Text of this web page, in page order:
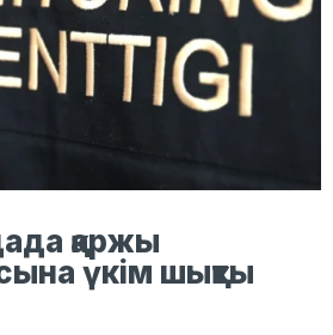
қаржы
үкім шықты